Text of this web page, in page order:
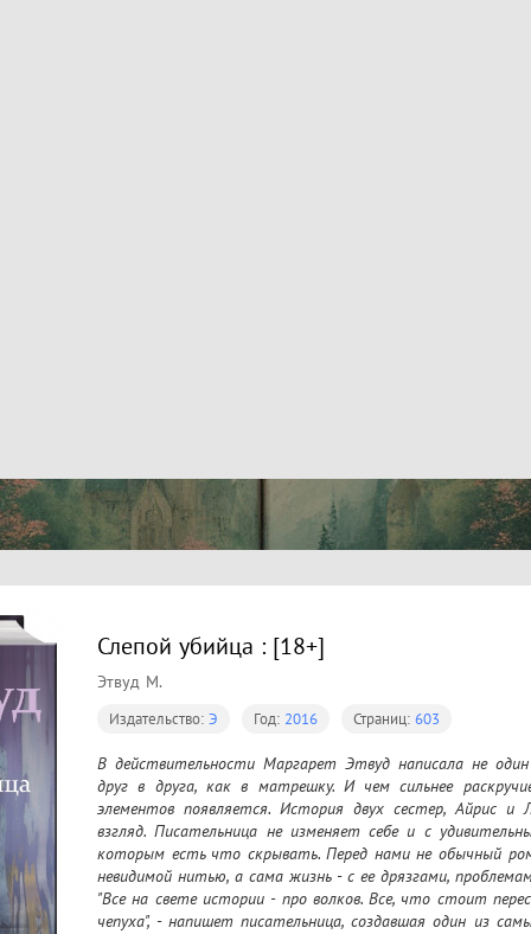
Слепой убийца : [18+]
Этвуд М.
Издательство: Э Год: 2016 Страниц: 603
В действительности Маргарет Этвуд написала не
друг в друга, как в матрешку. И чем сильнее
элементов появляется. История двух сестер, Айрис
взгляд. Писательница не изменяет себе и с
которым есть что скрывать. Перед нами не обычный
невидимой нитью, а сама жизнь - с ее дрязгами,
"Все на свете истории - про волков. Все, что стоит
чепуха", - напишет писательница, создавшая один из